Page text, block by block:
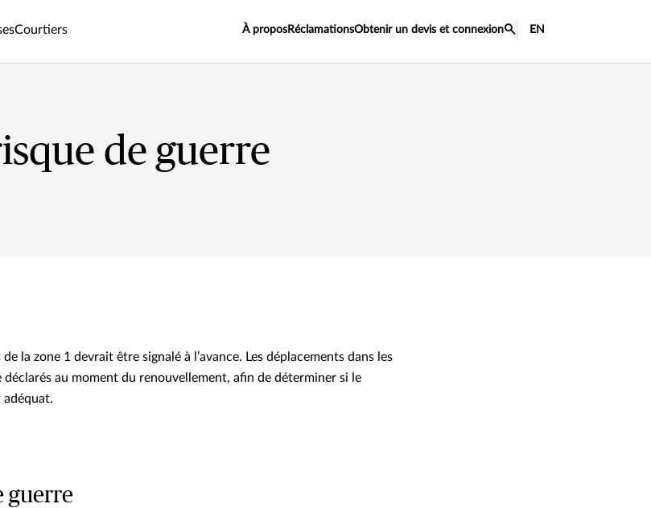
Courtiers À propos RéclamationsObtenir un devis et connexion EN
de guerre
la zone 1 devrait être signalé à l’avance. Les déplacements dans les
déclarés au moment du renouvellement, afin de déterminer si le
adéquat.
guerre